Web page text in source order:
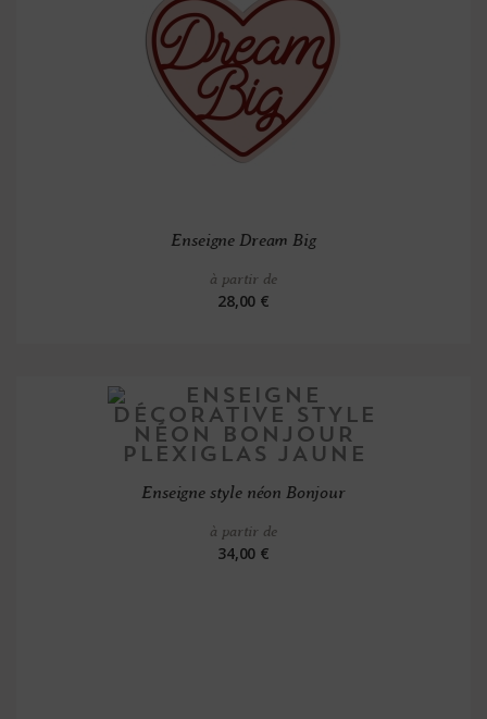
Enseigne Dream Big
à partir de
28,00 €
Enseigne style néon Bonjour
à partir de
34,00 €